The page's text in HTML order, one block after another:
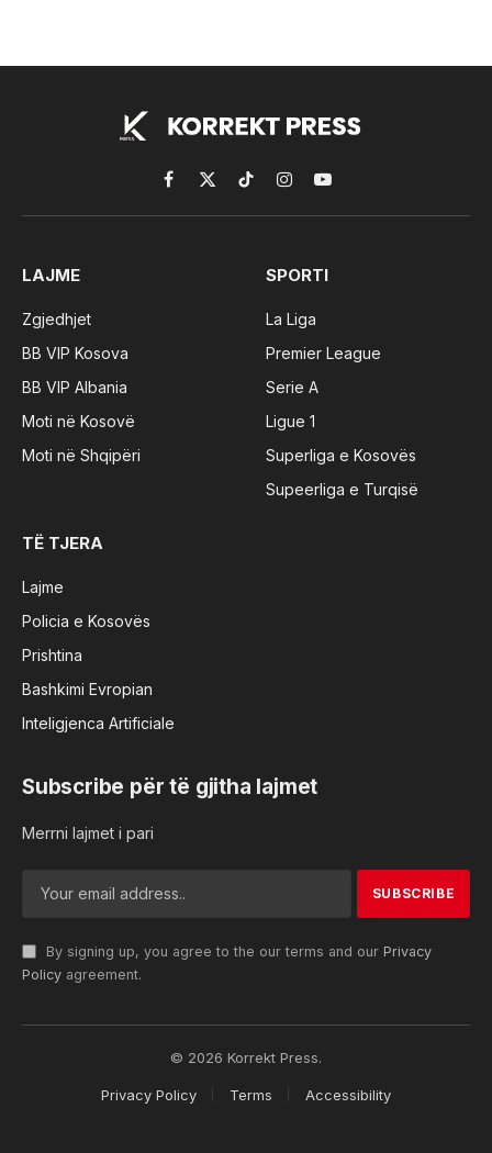
Facebook
X
(Twitter)
TikTokInstagramYouTube
LAJME
Zgjedhjet
BB VIP Kosova
BB VIP Albania
Moti në Kosovë
Moti në Shqipëri
SPORTI
La Liga
Premier League
Serie A
Ligue 1
Superliga e Kosovës
Supeerliga e Turqisë
TË TJERA
Lajme
Policia e Kosovës
Prishtina
Bashkimi Evropian
Inteligjenca Artificiale
Subscribe për të gjitha lajmet
Merrni lajmet i pari
By signing up, you agree to the our terms and our Privacy
Policy agreement.
© 2026 Korrekt Press.
Privacy Policy Terms Accessibility